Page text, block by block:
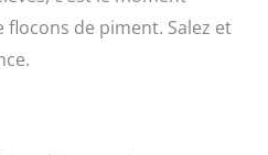
flocons de piment. Salez et